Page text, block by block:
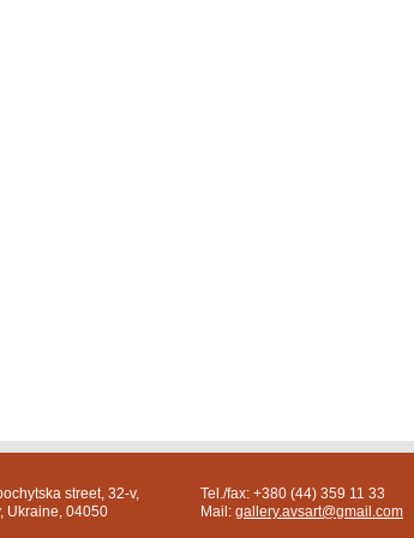
street, 32-v,
Ukraine, 04050
Tel./fax: +380 (44) 359 11 33
Mail: gallery.avsart@gmail.com